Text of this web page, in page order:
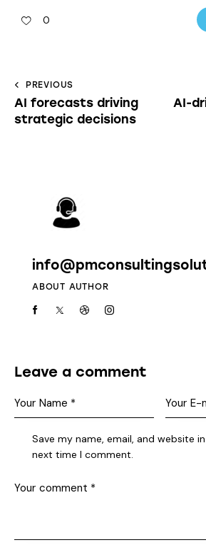
0
PREVIOUS
AI forecasts driving
strategic decisions
AI-
ABOUT AUTHOR
Leave a comment
Save my name, email, and website
next time I comment.